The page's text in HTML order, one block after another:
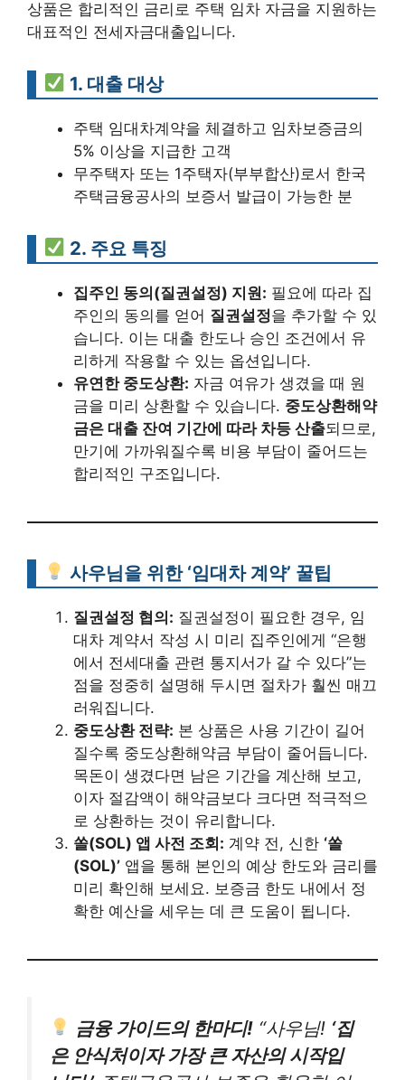
상품은 합리적인 금리로 주택 임차 자금을 지원하는
대표적인 전세자금대출입니다.
1. 대출 대상
주택 임대차계약을 체결하고 임차보증금의
5% 이상을 지급한 고객
무주택자 또는 1주택자(부부합산)로서 한국
주택금융공사의 보증서 발급이 가능한 분
2. 주요 특징
집주인 동의(질권설정) 지원: 필요에 따라 집
주인의 동의를 얻어 질권설정을 추가할 수 있
습니다. 이는 대출 한도나 승인 조건에서 유
리하게 작용할 수 있는 옵션입니다.
유연한 중도상환: 자금 여유가 생겼을 때 원
금을 미리 상환할 수 있습니다. 중도상환해약
금은 대출 잔여 기간에 따라 차등 산출되므로,
만기에 가까워질수록 비용 부담이 줄어드는
합리적인 구조입니다.
사우님을 위한 ‘임대차 계약’ 꿀팁
질권설정 협의: 질권설정이 필요한 경우, 임
대차 계약서 작성 시 미리 집주인에게 “은행
에서 전세대출 관련 통지서가 갈 수 있다”는
점을 정중히 설명해 두시면 절차가 훨씬 매끄
러워집니다.
중도상환 전략: 본 상품은 사용 기간이 길어
질수록 중도상환해약금 부담이 줄어듭니다.
목돈이 생겼다면 남은 기간을 계산해 보고,
이자 절감액이 해약금보다 크다면 적극적으
로 상환하는 것이 유리합니다.
쏠(SOL) 앱 사전 조회: 계약 전, 신한 ‘쏠
(SOL)’ 앱을 통해 본인의 예상 한도와 금리를
미리 확인해 보세요. 보증금 한도 내에서 정
확한 예산을 세우는 데 큰 도움이 됩니다.
금융 가이드의 한마디! “사우님! ‘집
은 안식처이자 가장 큰 자산의 시작입